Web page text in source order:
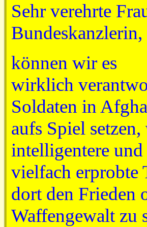
Sehr verehrte
Bundeskanzlerin,
können wir es
wirklich
Soldaten in
aufs Spiel
intelligentere
vielfach erprobte
dort den Frieden
Waffengewalt zu